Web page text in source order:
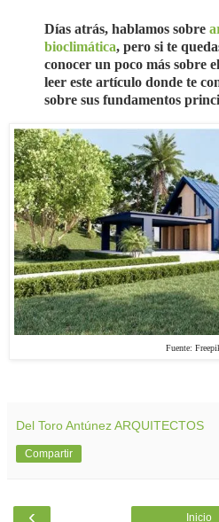
Días atrás, hablamos sobre
bioclimática, pero si te
conocer un poco más sobre
leer este artículo donde te
sobre sus fundamentos
Fuente:
Del Toro Antúnez ARQUITECTOS
Compartir
‹ Inicio